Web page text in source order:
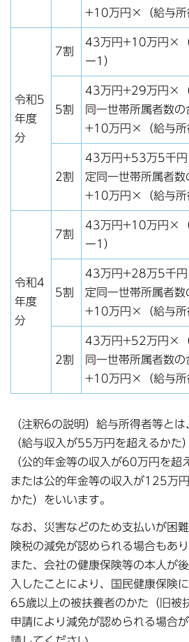
+10万円×（給与所
令和5
年度
分
7割
43万円+10万円×（
ー1）
5割
43万円+29万円×（
同一世帯所属者数の
+10万円×（給与所
2割
43万円+53万5千
定同一世帯所属者数
+10万円×（給与所
令和4
年度
分
7割
43万円+10万円×（
ー1）
5割
43万円+28万5千
定同一世帯所属者数
+10万円×（給与所
2割
43万円+52万円×（
同一世帯所属者数の
+10万円×（給与所
（注釈6の説明）給与所得者等と
（給与収入が55万円を超えるかた
（公的年金等の収入が60万円を超
または公的年金等の収入が125万
かた）をいいます。
なお、災害などのため支払いが困
険税の減免が認められる場合もあ
また、会社の健康保険等の本人が
入したことにより、国民健康保険
65歳以上の被扶養者のかた（旧被
申請により減免が認められる場合